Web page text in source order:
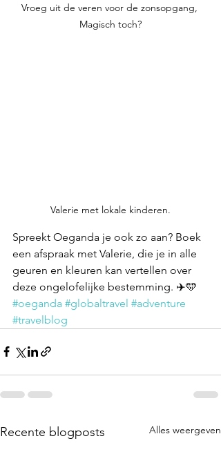
Vroeg uit de veren voor de zonsopgang,
Magisch toch?
Valerie met lokale kinderen.
Spreekt Oeganda je ook zo aan? Boek
een afspraak met Valerie, die je in alle
geuren en kleuren kan vertellen over
deze ongelofelijke bestemming. ✈️🩵
#oeganda #globaltravel #adventure
#travelblog
Recente blogposts Alles weergeven